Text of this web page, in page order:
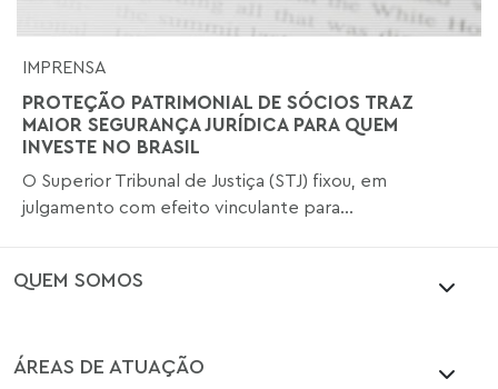
IMPRENSA
PROTEÇÃO PATRIMONIAL DE SÓCIOS TRAZ
MAIOR SEGURANÇA JURÍDICA PARA QUEM
INVESTE NO BRASIL
O Superior Tribunal de Justiça (STJ) fixou, em
julgamento com efeito vinculante para...
QUEM SOMOS
ÁREAS DE ATUAÇÃO